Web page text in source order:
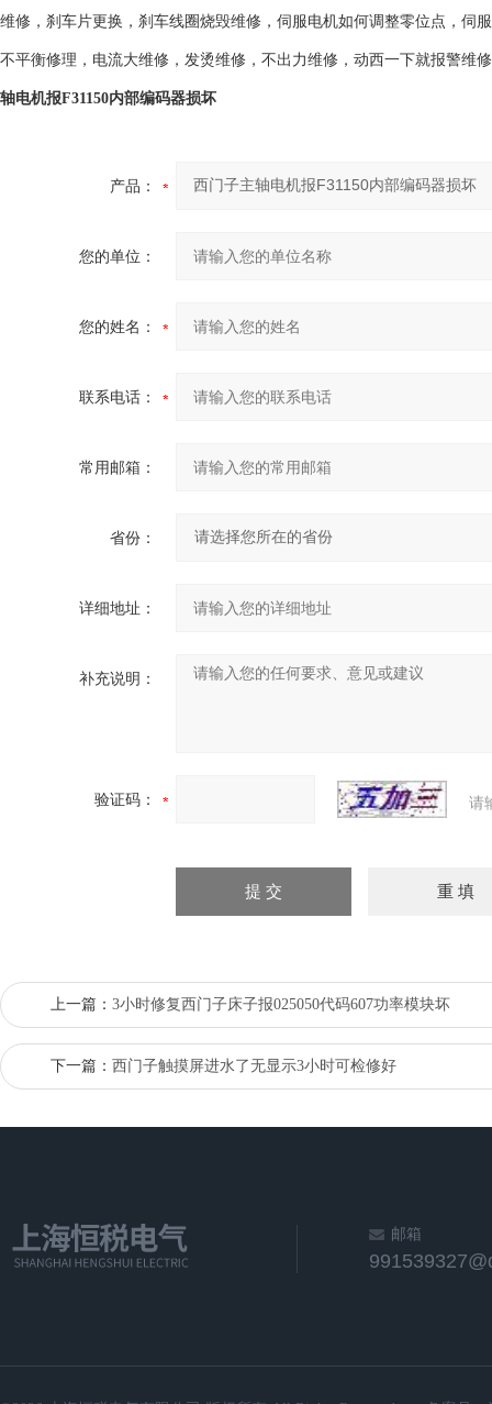
维修，刹车片更换，刹车线圈烧毁维修，伺服电机如何调整零位点，伺
不平衡修理，电流大维修，发烫维修，不出力维修，动西一下就报警维
轴电机报F31150内部编码器损坏
产品：
您的单位：
您的姓名：
联系电话：
常用邮箱：
省份：
详细地址：
补充说明：
验证码： 请
上一篇： 3小时修复西门子床子报025050代码607功率模块坏
下一篇： 西门子触摸屏进水了无显示3小时可检修好
邮箱